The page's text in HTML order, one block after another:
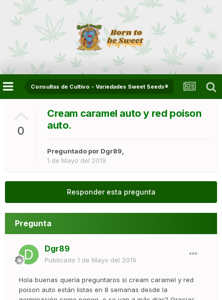
Consultas de Cultivo - Variedades Sweet Seeds®
0
Cream caramel auto y red poison
auto.
Preguntado por Dgr89,
1 de Mayo del 2019
Responder esta pregunta
Pregunta
Dgr89
Publicado 1 de Mayo del 2019
Hola buenas quería preguntaros si cream caramel y red
poison auto están listas en 8 semanas desde la